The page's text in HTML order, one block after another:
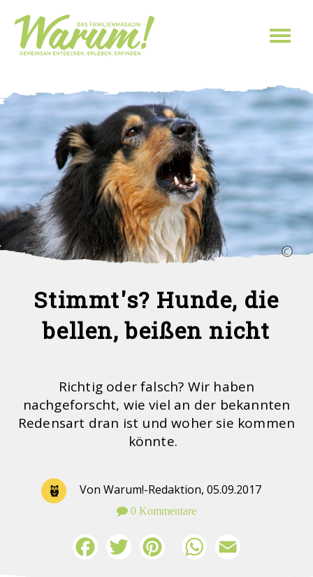
Sie sind hier
Stimmt's? Hunde, die
bellen, beißen nicht
Richtig oder falsch? Wir haben
nachgeforscht, wie viel an der bekannten
Redensart dran ist und woher sie kommen
könnte.
Von Warum!-Redaktion, 05.09.2017
0 Kommentare
FacebookTwitter Pinterest WhatsApp